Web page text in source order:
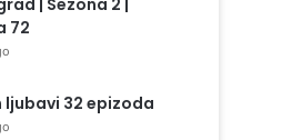
| Sezona 2 |
72
ljubavi 32 epizoda